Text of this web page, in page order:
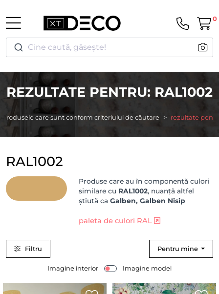
Cine caută, găsește!
0
REZULTATE PENTRU: RAL1002
Produsele care sunt conform criteriului de căutare rezultate
RAL1002
Produse care au în componență culori
similare cu RAL1002, nuanță altfel
știută caGalben, Galben Nisip
paleta de culori RAL
Filtru Pentru mine
Imagine interior Imagine model